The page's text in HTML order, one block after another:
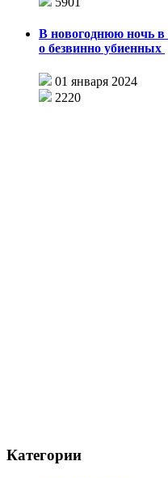
В новогоднюю ночь в
о безвинно убиенных
01 января 2024
2220
Категории